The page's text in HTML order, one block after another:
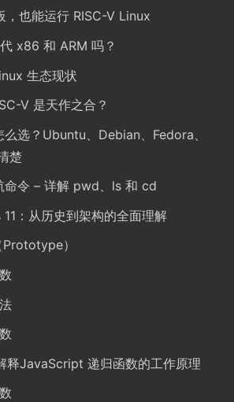
，也能运行 RISC-V Linux
x86 和 ARM 吗？
生态现状
V 是天作之合？
选？Ubuntu、Debian、Fedora、
楚
命令 – 详解 pwd、ls 和 cd
：从历史到架构的全面理解
）
释JavaScript 递归函数的工作原理